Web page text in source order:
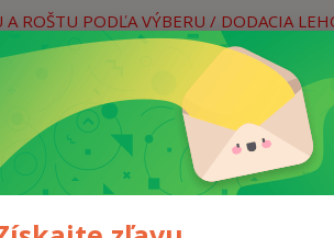
ROŠTU PODĽA VÝBERU / DODACIA
Hľadať
Neviete si rady? Zavolajte.
Postele